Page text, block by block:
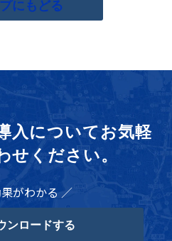
にもどる
入についてお気軽
せください。
がわかる ／
ンロードする